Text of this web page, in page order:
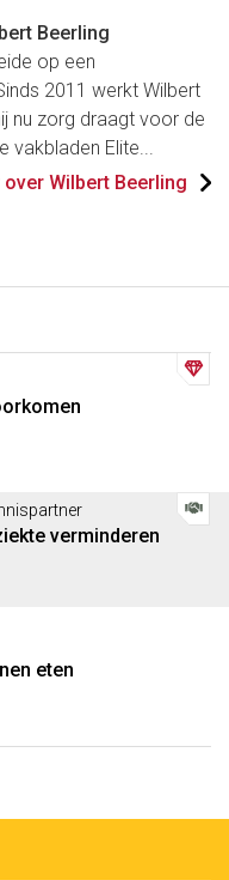
Beerling
op een
2011 werkt Wilbert
nu zorg draagt voor de
vakbladen Elite...
over Wilbert Beerling
verminderen
eten